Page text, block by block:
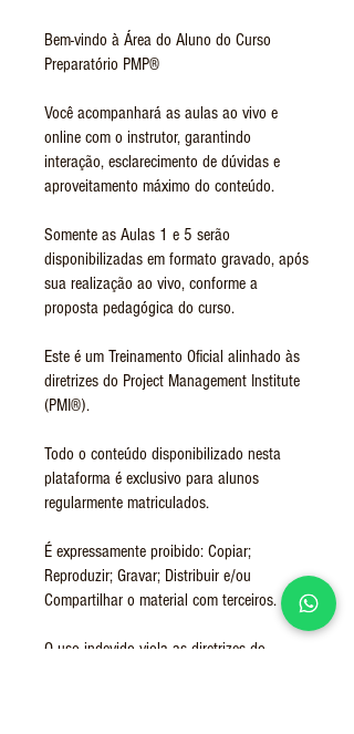
Bem-vindo à Área do Aluno do Curso
Preparatório PMP®
Você acompanhará as aulas ao vivo e
online com o instrutor, garantindo
interação, esclarecimento de dúvidas e
aproveitamento máximo do conteúdo.
Somente as Aulas 1 e 5 serão
disponibilizadas em formato gravado, após
sua realização ao vivo, conforme a
proposta pedagógica do curso.
Este é um Treinamento Oficial alinhado às
diretrizes do Project Management Institute
(PMI®).
Todo o conteúdo disponibilizado nesta
plataforma é exclusivo para alunos
regularmente matriculados.
É expressamente proibido: Copiar;
Reproduzir; Gravar; Distribuir e/ou
Compartilhar o material com terceiros.
O uso indevido viola as diretrizes do